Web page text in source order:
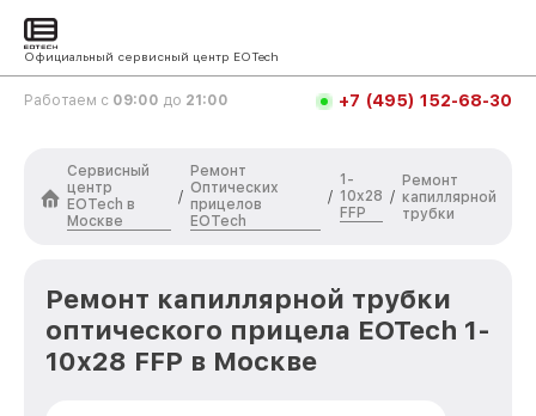
Официальный сервисный центр EOTech
Работаем с 09:00 до 21:00 +7 (495) 152-68-30
Сервисный
центр
EOTech в
Москве
/
Ремонт
Оптических
прицелов
EOTech
/
1-
10x28
FFP
/
Ремонт
капиллярной
трубки
Ремонт капиллярной трубки
оптического прицела EOTech 1-
10x28 FFP в Москве